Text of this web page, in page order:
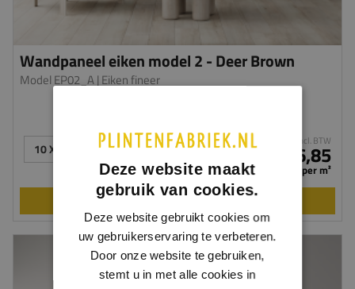
Wandpaneel eiken model 2 - Deer Brown
Model EP02_A| Eiken fineer
10 X 600 X 3040 MM incl. BTW
€ 146,85
per m²
BEKIJKEN
Deze website maakt
gebruik van cookies.
Deze website gebruikt cookies om
uw gebruikerservaring te verbeteren.
Door onze website te gebruiken,
stemt u in met alle cookies in